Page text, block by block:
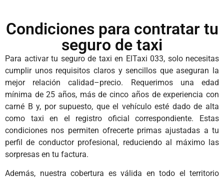
Condiciones para contratar tu
seguro de taxi
Para activar tu seguro de taxi en ElTaxi 033, solo necesitas
cumplir unos requisitos claros y sencillos que aseguran la
mejor relación calidad–precio. Requerimos una edad
mínima de 25 años, más de cinco años de experiencia con
carné B y, por supuesto, que el vehículo esté dado de alta
como taxi en el registro oficial correspondiente. Estas
condiciones nos permiten ofrecerte primas ajustadas a tu
perfil de conductor profesional, reduciendo al máximo las
sorpresas en tu factura.
Además, nuestra cobertura es válida en todo el territorio